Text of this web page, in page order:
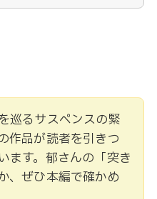
巡るサスペンスの緊
作品が読者を引きつ
ます。郁さんの「突き
、ぜひ本編で確かめ